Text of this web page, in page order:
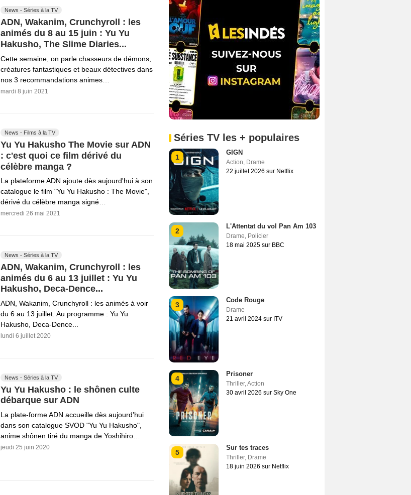
News - Séries à la TV
ADN, Wakanim, Crunchyroll : les
animés du 8 au 15 juin : Yu Yu
Hakusho, The Slime Diaries...
Cette semaine, on parle chasseurs de démons,
créatures fantastiques et beaux détectives dans
nos 3 recommandations animes…
mardi 8 juin 2021
News - Films à la TV
Yu Yu Hakusho The Movie sur ADN
: c'est quoi ce film dérivé du
célèbre manga ?
La plateforme ADN ajoute dès aujourd'hui à son
catalogue le film "Yu Yu Hakusho : The Movie",
dérivé du célèbre manga signé…
mercredi 26 mai 2021
News - Séries à la TV
ADN, Wakanim, Crunchyroll : les
animés du 6 au 13 juillet : Yu Yu
Hakusho, Deca-Dence...
ADN, Wakanim, Crunchyroll : les animés à voir
du 6 au 13 juillet. Au programme : Yu Yu
Hakusho, Deca-Dence...
lundi 6 juillet 2020
News - Séries à la TV
Yu Yu Hakusho : le shônen culte
débarque sur ADN
La plate-forme ADN accueille dès aujourd’hui
dans son catalogue SVOD "Yu Yu Hakusho",
anime shônen tiré du manga de Yoshihiro…
jeudi 25 juin 2020
Séries TV les + populaires
1
GIGN
Action, Drame
22 juillet 2026 sur Netflix
2
L'Attentat du vol Pan Am 103
Drame, Policier
18 mai 2025 sur BBC
3
Code Rouge
Drame
21 avril 2024 sur ITV
4
Prisoner
Thriller,Action
30 avril 2026 sur Sky One
5
Sur tes traces
Thriller, Drame
18 juin 2026 sur Netflix